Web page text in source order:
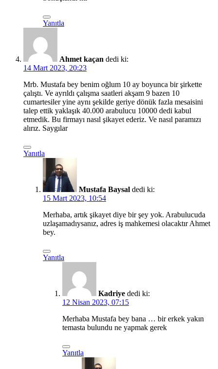
Yanıtla
Ahmet kaçan dedi ki:
14 Mart 2023, 20:23
Mrb. Mustafa bey benim oğlum 10 ay boyunca bir şirkette
çalıştı. Ve ayrıldı çalışma saatleri akşam 9 bazen 10
cumartesiler yine aynı şekilde geriye dönük fazla mesaisini
talep ettik yaklaşık 40.000 arabulucu 10000 dedi kabul
etmedik. Bu firmayı nasıl şikayet ederiz. Ve nasıl paramızı
alırız. Saygılar
Yanıtla
Mustafa Baysal dedi ki:
15 Mart 2023, 10:54
Merhaba, artık şikayet diye bir şey yok. Arabulucuda
uzlaşamadıysanız, adres iş mahkemesi olacaktır Ahmet
bey.
Yanıtla
Kadriye dedi ki:
12 Nisan 2023, 07:15
Merhaba Mustafa bey bana … bir erkek yakın
temasta bulundu ne yapmak gerek
Yanıtla